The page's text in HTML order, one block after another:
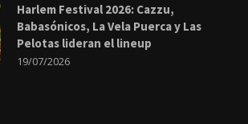
Harlem Festival 2026: Cazzu,
Babasónicos, La Vela Puerca y Las
Pelotas lideran el lineup
19/07/2026